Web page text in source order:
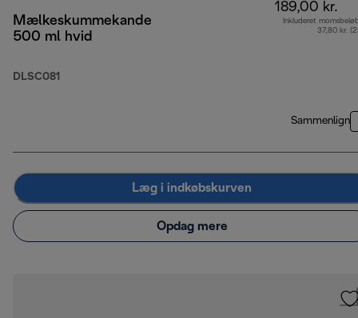
Mælkeskummekande
500 ml hvid
DLSC081
189,00 kr.
Inkluderet
37,80 kr.
Sammenlign
Læg i indkøbskurven
Opdag mere